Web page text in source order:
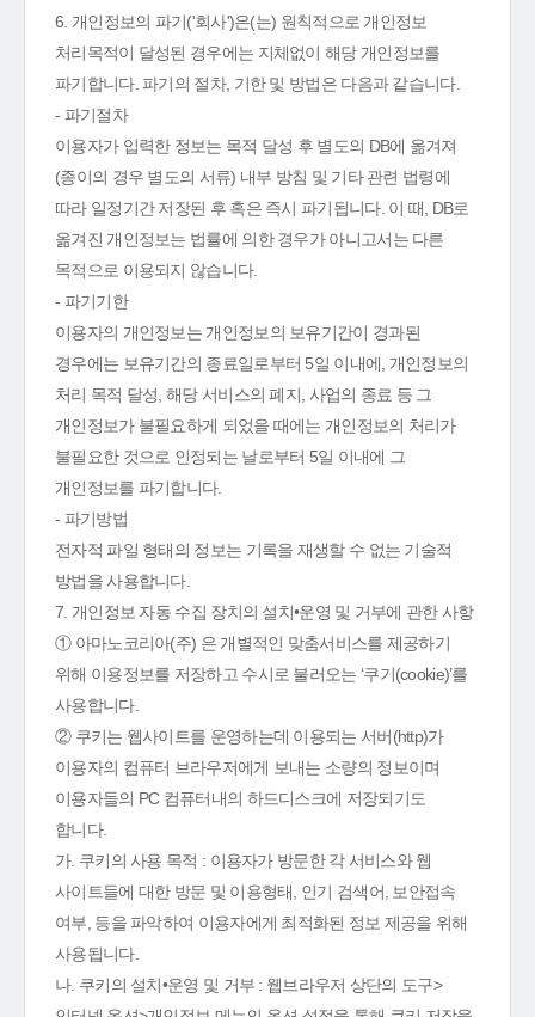
6. 개인정보의 파기('회사')은(는) 원칙적으로 개인정보
처리목적이 달성된 경우에는 지체없이 해당 개인정보를
파기합니다. 파기의 절차, 기한 및 방법은 다음과 같습니다.
- 파기절차
이용자가 입력한 정보는 목적 달성 후 별도의 DB에 옮겨져
(종이의 경우 별도의 서류) 내부 방침 및 기타 관련 법령에
따라 일정기간 저장된 후 혹은 즉시 파기됩니다. 이 때, DB로
옮겨진 개인정보는 법률에 의한 경우가 아니고서는 다른
목적으로 이용되지 않습니다.
- 파기기한
이용자의 개인정보는 개인정보의 보유기간이 경과된
경우에는 보유기간의 종료일로부터 5일 이내에, 개인정보의
처리 목적 달성, 해당 서비스의 폐지, 사업의 종료 등 그
개인정보가 불필요하게 되었을 때에는 개인정보의 처리가
불필요한 것으로 인정되는 날로부터 5일 이내에 그
개인정보를 파기합니다.
- 파기방법
전자적 파일 형태의 정보는 기록을 재생할 수 없는 기술적
방법을 사용합니다.
7. 개인정보 자동 수집 장치의 설치•운영 및 거부에 관한 사항
① 아마노코리아(주) 은 개별적인 맞춤서비스를 제공하기
위해 이용정보를 저장하고 수시로 불러오는 ‘쿠기(cookie)’를
사용합니다.
② 쿠키는 웹사이트를 운영하는데 이용되는 서버(http)가
이용자의 컴퓨터 브라우저에게 보내는 소량의 정보이며
이용자들의 PC 컴퓨터내의 하드디스크에 저장되기도
합니다.
가. 쿠키의 사용 목적 : 이용자가 방문한 각 서비스와 웹
사이트들에 대한 방문 및 이용형태, 인기 검색어, 보안접속
여부, 등을 파악하여 이용자에게 최적화된 정보 제공을 위해
사용됩니다.
나. 쿠키의 설치•운영 및 거부 : 웹브라우저 상단의 도구>